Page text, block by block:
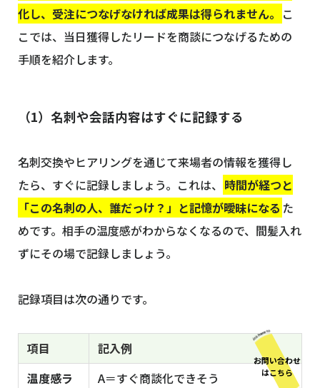
化し、受注につなげなければ成果は得られません。 こ
こでは、当日獲得したリードを商談につなげるための
手順を紹介します。
（1）名刺や会話内容はすぐに記録する
名刺交換やヒアリングを通じて来場者の情報を獲得し
たら、すぐに記録しましょう。これは、 時間が経つと
「この名刺の人、誰だっけ？」と記憶が曖昧になる た
めです。相手の温度感がわからなくなるので、間髪入れ
ずにその場で記録しましょう。
記録項目は次の通りです。
項目
記入例
温度感ラ
A＝すぐ商談化できそう
お問い合わせ
はこちら